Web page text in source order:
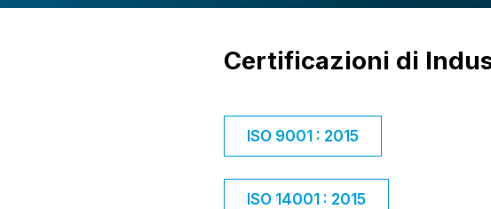
Certificazioni di
ISO 9001 : 2015
ISO 14001 : 2015